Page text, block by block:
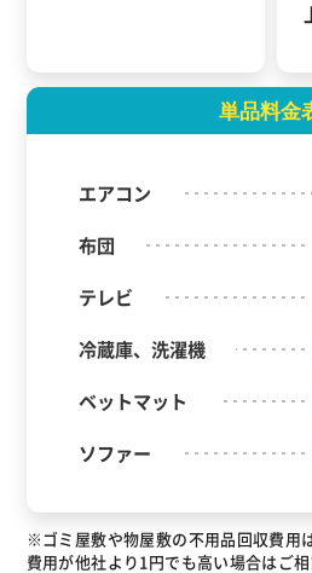
単品料金
エアコン
布団
テレビ
冷蔵庫、洗濯機
ベットマット
ソファー
※ゴミ屋敷や物屋敷の不用品回収費用
費用が他社より1円でも高い場合はご